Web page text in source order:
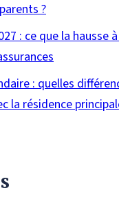
?
: ce que la hausse
: quelles
la résidence